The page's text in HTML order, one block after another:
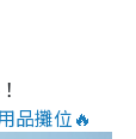
品攤位🔥